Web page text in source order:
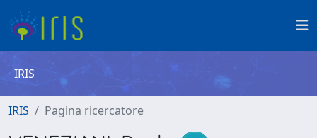
IRIS
IRIS Pagina ricercatore